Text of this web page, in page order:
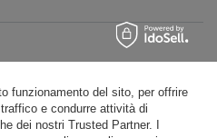
funzionamento del sito, per offrire
e condurre attività di
dei nostri Trusted Partner. I